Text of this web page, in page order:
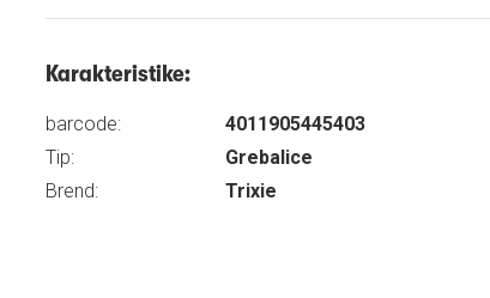
Karakteristike:
barcode:
4011905445403
Tip:
Grebalice
Brend:
Trixie